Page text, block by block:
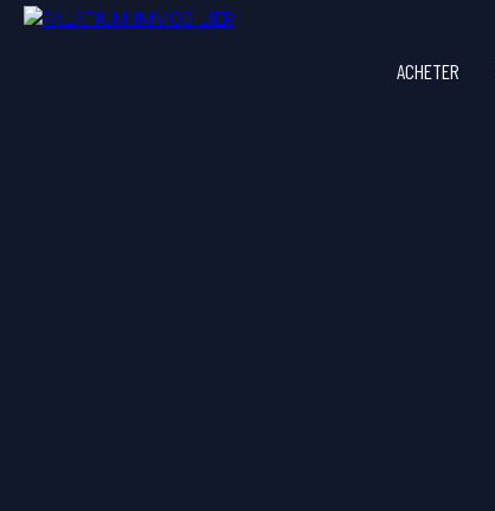
ACHETER